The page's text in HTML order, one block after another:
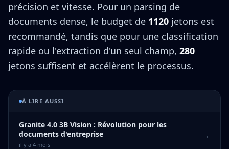
précision et vitesse. Pour un parsing de
documents dense, le budget de 1120 jetons est
recommandé, tandis que pour une classification
rapide ou l'extraction d'un seul champ, 280
jetons suffisent et accélèrent le processus.
À LIRE AUSSI
Granite 4.0 3B Vision : Révolution pour les
documents d'entreprise
il y a 4 mois
→